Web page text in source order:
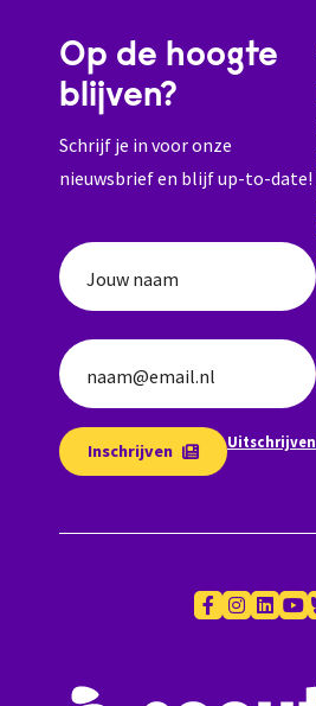
Op de hoogte
blijven?
Schrijf je in voor onze
nieuwsbrief en blijf up-to-date!
Jouw naam
naam@email.nl
Inschrijven Uitschrijven